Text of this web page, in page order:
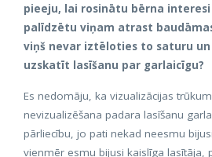
pieeju, lai rosinātu bērna interesi
palīdzētu viņam atrast
viņš nevar iztēloties to saturu
uzskatīt lasīšanu par garlaicīgu?
Es nedomāju, ka vizualizācijas
nevizualizēšana padara lasīšanu
pārliecību, jo pati nekad neesmu
vienmēr esmu bijusi kaislīga lasītāja,